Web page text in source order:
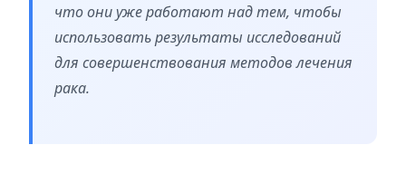
что они уже работают над тем, чтобы
использовать результаты исследований
для совершенствования методов лечения
рака.